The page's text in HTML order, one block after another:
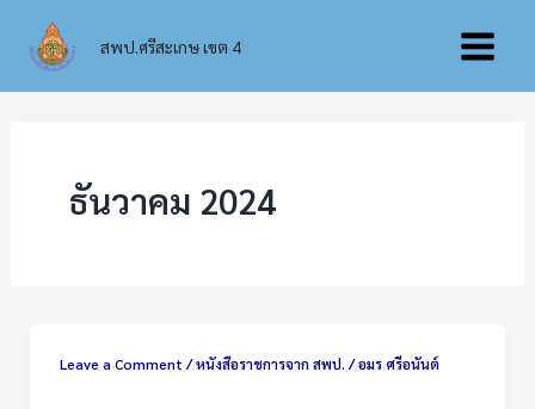
content
สพป.ศรีสะเกษ เขต 4
Main
ธันวาคม 2024
Leave a Comment /หนังสือราชการจาก สพป. /อมร ศรีอนันต์